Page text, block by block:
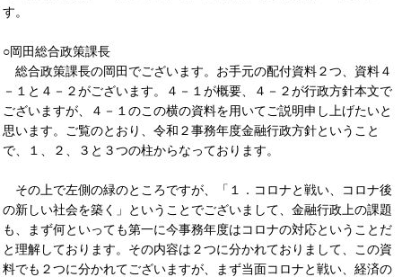
す。
○岡田総合政策課長
総合政策課長の岡田でございます。お手元の配付資料２つ、資料４
－１と４－２がございます。４－１が概要、４－２が行政方針本文で
ございますが、４－１のこの横の資料を用いてご説明申し上げたいと
思います。ご覧のとおり、令和２事務年度金融行政方針ということ
で、１、２、３と３つの柱からなっております。
その上で左側の緑のところですが、「１．コロナと戦い、コロナ後
の新しい社会を築く」ということでございまして、金融行政上の課題
も、まず何といっても第一に今事務年度はコロナの対応ということだ
と理解しております。その内容は２つに分かれておりまして、この資
料でも２つに分かれてございますが、まず当面コロナと戦い、経済の